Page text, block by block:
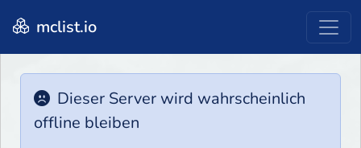
mclist.io
Dieser Server wird wahrscheinlich
offline bleiben